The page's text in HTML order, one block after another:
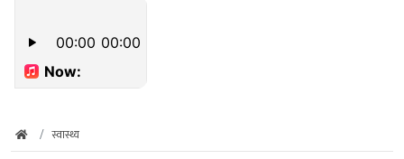
स्वास्थ्य